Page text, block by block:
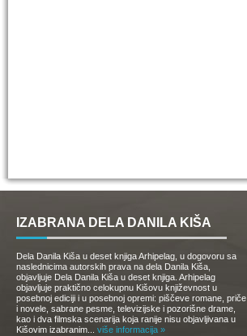
IZABRANA DELA DANILA KIŠA
Dela Danila Kiša u deset knjiga Arhipelag, u dogovoru sa
naslednicima autorskih prava na dela Danila Kiša,
objavljuje Dela Danila Kiša u deset knjiga. Arhipelag
objavljuje praktično celokupnu Kišovu književnost u
posebnoj ediciji i u posebnoj opremi: piščeve romane, priče
i novele, sabrane pesme, televizijske i pozorišne drame,
kao i dva filmska scenarija koja ranije nisu objavljivana u
Kišovim izabranim... više informacija »